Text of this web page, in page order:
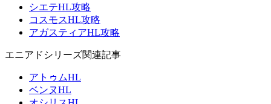
シエテHL攻略
コスモスHL攻略
アガスティアHL攻略
エニアドシリーズ関連記事
アトゥムHL
ベンヌHL